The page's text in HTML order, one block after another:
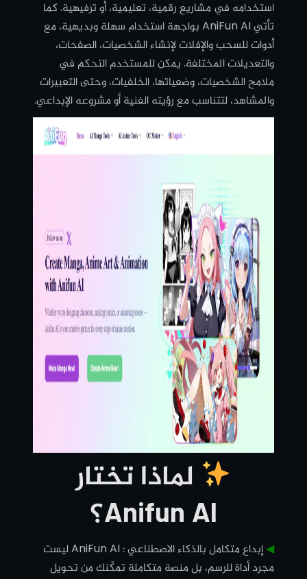
استخدامه في مشاريع رقمية، تعليمية، أو ترفيهية. كما
تأتي AniFun AI بواجهة استخدام سهلة وبديهية، مع
أدوات للسحب والإفلات لإنشاء الشخصيات، الصفحات،
والتعديلات المختلفة. يمكن للمستخدم التحكم في
ملامح الشخصيات، وضعياتها، الخلفيات، وحتى التعبيرات
والمشاهد، لتتناسب مع رؤيته الفنية أو مشروعه الإبداعي.
لماذا تختار
Anifun AI؟
◀︎
إبداع متكامل بالذكاء الاصطناعي : AniFun AI ليست
مجرد أداة للرسم، بل منصة متكاملة تمكّنك من تحويل